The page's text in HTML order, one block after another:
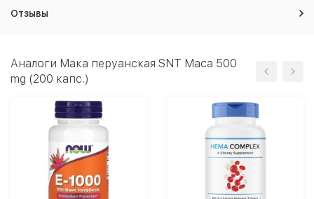
Отзывы
Аналоги Мака перуанская SNT Maca 500
mg (200 капс.)